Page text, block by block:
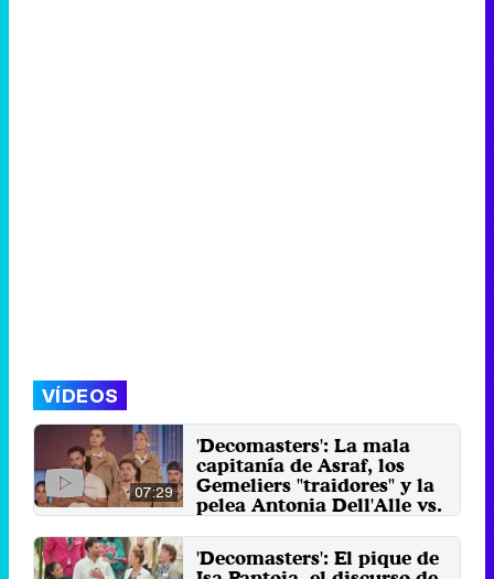
VÍDEOS
07:29
'Decomasters': La mala
capitanía de Asraf, los
Gemeliers "traidores" y la
pelea Antonia Dell'Alle vs.
Repasamos tres de los
momentazos que nos dejó la
'Decomasters': El pique de